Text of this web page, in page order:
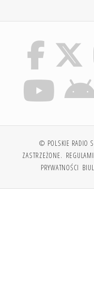
© POLSKIE RADIO
ZASTRZEŻONE.
PRYWATNOŚCI